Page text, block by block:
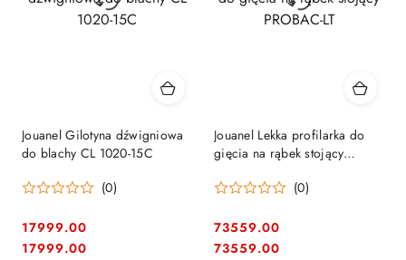
Jouanel Gilotyna dźwigniowa
do blachy CL 1020-15C
(0)
Cena:
17999.00
Cena:
17999.00
Jouanel Lekka profilarka do
gięcia na rąbek stojący
(0)
Cena:
73559.00
Cena:
73559.00